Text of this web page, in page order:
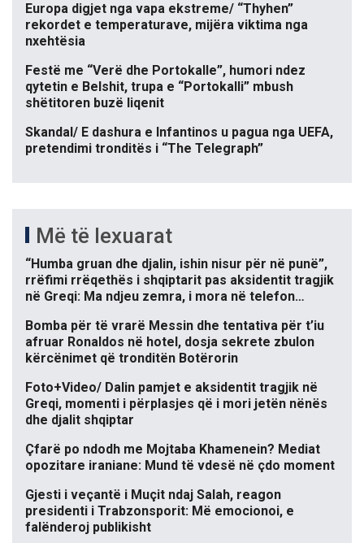
Europa digjet nga vapa ekstreme/ “Thyhen”
rekordet e temperaturave, mijëra viktima nga
nxehtësia
Festë me “Verë dhe Portokalle”, humori ndez
qytetin e Belshit, trupa e “Portokalli” mbush
shëtitoren buzë liqenit
Skandal/ E dashura e Infantinos u pagua nga UEFA,
pretendimi tronditës i “The Telegraph”
Më të lexuarat
“Humba gruan dhe djalin, ishin nisur për në punë”,
rrëfimi rrëqethës i shqiptarit pas aksidentit tragjik
në Greqi: Ma ndjeu zemra, i mora në telefon…
Bomba për të vrarë Messin dhe tentativa për t’iu
afruar Ronaldos në hotel, dosja sekrete zbulon
kërcënimet që tronditën Botërorin
Foto+Video/ Dalin pamjet e aksidentit tragjik në
Greqi, momenti i përplasjes që i mori jetën nënës
dhe djalit shqiptar
Çfarë po ndodh me Mojtaba Khamenein? Mediat
opozitare iraniane: Mund të vdesë në çdo moment
Gjesti i veçantë i Muçit ndaj Salah, reagon
presidenti i Trabzonsporit: Më emocionoi, e
falënderoj publikisht